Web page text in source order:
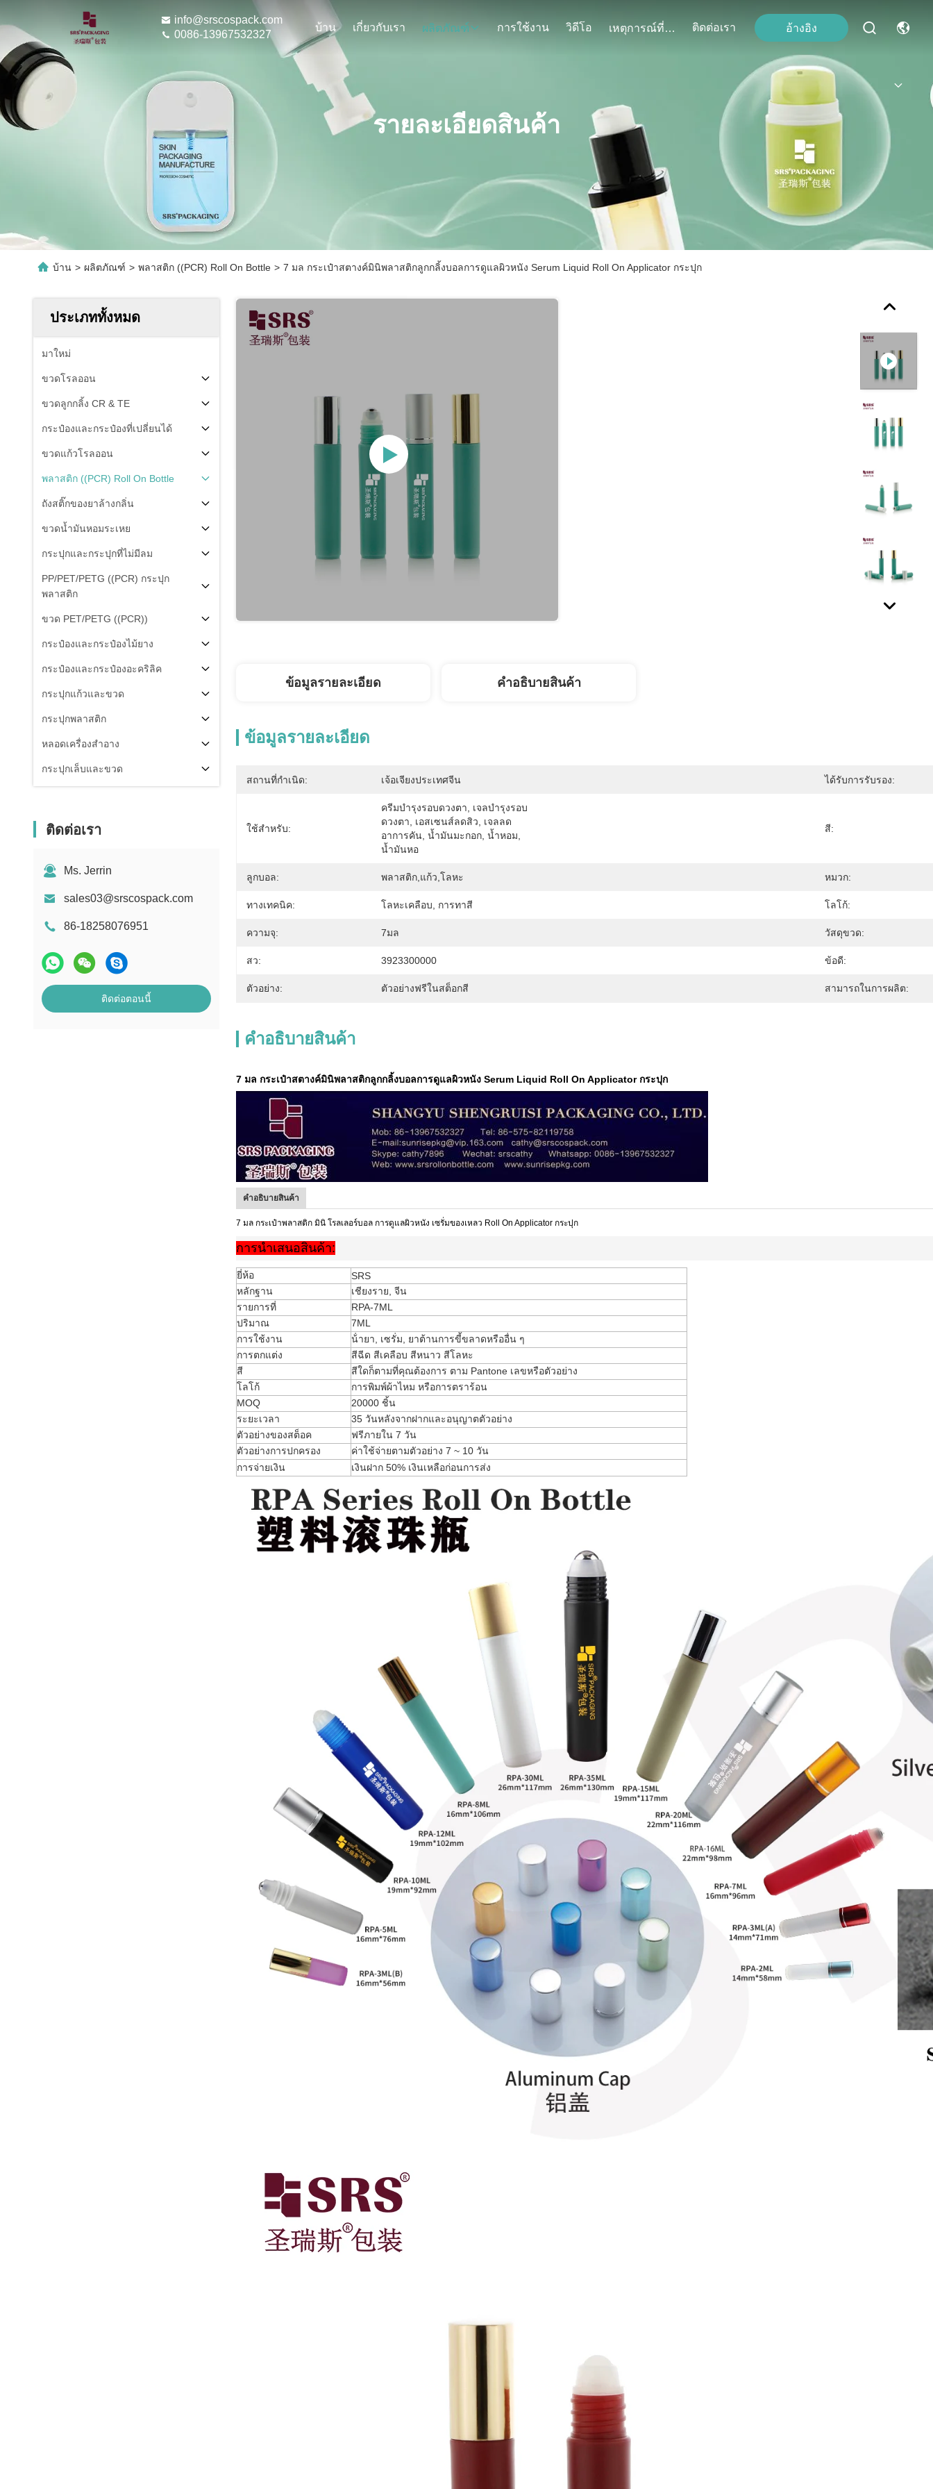
info@srscospack.com
0086-13967532327
บ้าน เกี่ยวกับเรา ผลิตภัณฑ์ การใช้งาน วิดีโอ เหตุการณ์ที่เกิดขึ้น ติดต่อเรา อ้างอิง
รายละเอียดสินค้า
บ้าน > ผลิตภัณฑ์ > พลาสติก ((PCR) Roll On Bottle > 7 มล กระเป๋าสตางค์มินิพลาสติกลูกกลิ้งบอลการดูแลผิวหนัง Serum Liquid Roll On Applicator กระปุก
ประเภททั้งหมด
มาใหม่
ขวดโรลออน
ขวดลูกกลิ้ง CR & TE
กระป๋องและกระป๋องที่เปลี่ยนได้
ขวดแก้วโรลออน
พลาสติก ((PCR) Roll On Bottle
ถังสติ๊กของยาล้างกลิ่น
ขวดน้ำมันหอมระเหย
กระปุกและกระปุกที่ไม่มีลม
PP/PET/PETG ((PCR) กระปุก
พลาสติก
ขวด PET/PETG ((PCR))
กระป๋องและกระป๋องไม้ยาง
กระป๋องและกระป๋องอะคริลิค
กระปุกแก้วและขวด
กระปุกพลาสติก
หลอดเครื่องสำอาง
กระปุกเล็บและขวด
ติดต่อเรา
Ms. Jerrin
sales03@srscospack.com
86-18258076951
ติดต่อตอนนี้
ข้อมูลรายละเอียด คําอธิบายสินค้า
ข้อมูลรายละเอียด
สถานที่กำเนิด: เจ้อเจียงประเทศจีน ได้รับการรับรอง:
ใช้สําหรับ:
ครีมบำรุงรอบดวงตา, ​​เจลบำรุงรอบ
ดวงตา, ​​เอสเซนส์ลดสิว, เจลลด
อาการคัน, น้ำมันมะกอก, น้ำหอม,
น้ำมันหอ
สี:
ลูกบอล: พลาสติก,แก้ว,โลหะ หมวก:
ทางเทคนิค: โลหะเคลือบ, การทาสี โลโก้:
ความจุ: 7มล วัสดุขวด:
สว: 3923300000 ข้อดี:
ตัวอย่าง: ตัวอย่างฟรีในสต็อกสี สามารถในการผลิต:
คําอธิบายสินค้า
7 มล กระเป๋าสตางค์มินิพลาสติกลูกกลิ้งบอลการดูแลผิวหนัง Serum Liquid Roll On Applicator กระปุก
คําอธิบายสินค้า
7 มล กระเป๋าพลาสติก มินิ โรลเลอร์บอล การดูแลผิวหนัง เซรั่มของเหลว Roll On Applicator กระปุก
การนําเสนอสินค้า:
ยี่ห้อ
SRS
หลักฐาน
เชียงราย, จีน
รายการที่
RPA-7ML
ปริมาณ
7ML
การใช้งาน
น้ํายา, เซรั่ม, ยาต้านการขี้ขลาดหรืออื่น ๆ
การตกแต่ง
สีฉีด สีเคลือบ สีหนาว สีโลหะ
สี
สีใดก็ตามที่คุณต้องการ ตาม Pantone เลขหรือตัวอย่าง
โลโก้
การพิมพ์ผ้าไหม หรือการตราร้อน
MOQ
20000 ชิ้น
ระยะเวลา
35 วันหลังจากฝากและอนุญาตตัวอย่าง
ตัวอย่างของสต็อค
ฟรีภายใน 7 วัน
ตัวอย่างการปกครอง
ค่าใช้จ่ายตามตัวอย่าง 7 ~ 10 วัน
การจ่ายเงิน
เงินฝาก 50% เงินเหลือก่อนการส่ง